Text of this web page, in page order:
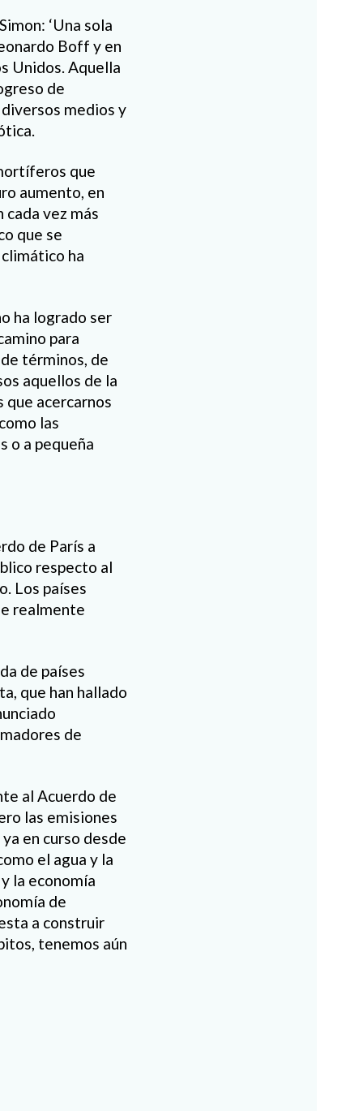
‘Una sola
Boff y en
Unidos. Aquella
de
medios y
que
aumento, en
vez más
que se
ha
ha logrado ser
para
términos, de
aquellos de la
que acercarnos
las
o a pequeña
de París a
respecto al
Los países
realmente
de países
que han hallado
de
al Acuerdo de
las emisiones
en curso desde
el agua y la
la economía
de
a construir
tenemos aún